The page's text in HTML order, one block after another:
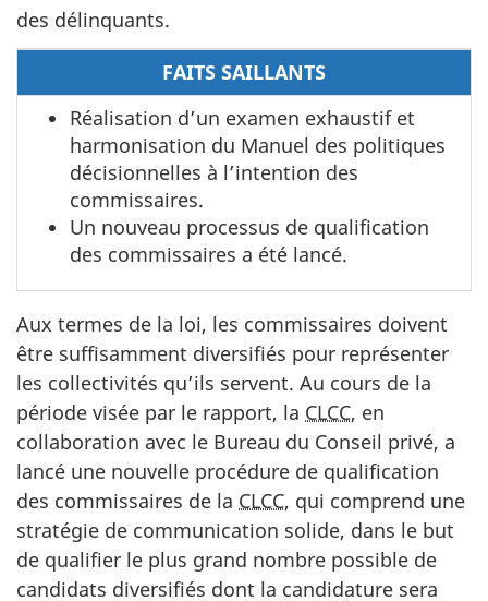
des délinquants.
FAITS SAILLANTS
Réalisation d’un examen exhaustif et
harmonisation du Manuel des politiques
décisionnelles à l’intention des
commissaires.
Un nouveau processus de qualification
des commissaires a été lancé.
Aux termes de la loi, les commissaires doivent
être suffisamment diversifiés pour représenter
les collectivités qu’ils servent. Au cours de la
période visée par le rapport, la CLCC, en
collaboration avec le Bureau du Conseil privé, a
lancé une nouvelle procédure de qualification
des commissaires de la CLCC, qui comprend une
stratégie de communication solide, dans le but
de qualifier le plus grand nombre possible de
candidats diversifiés dont la candidature sera